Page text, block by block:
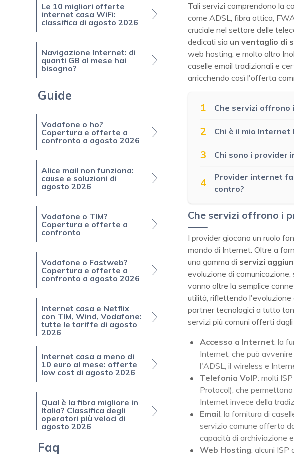
Le 10 migliori offerte
internet casa WiFi:
classifica di agosto 2026
Navigazione Internet: di
quanti GB al mese hai
bisogno?
Guide
Vodafone o ho?
Copertura e offerte a
confronto a agosto 2026
Alice mail non funziona:
cause e soluzioni di
agosto 2026
Vodafone o TIM?
Copertura e offerte a
confronto
Vodafone o Fastweb?
Copertura e offerte a
confronto a agosto 2026
Internet casa e Netflix
con TIM, Wind, Vodafone:
tutte le tariffe di agosto
2026
Internet casa a meno di
10 euro al mese: offerte
low cost di agosto 2026
Qual è la fibra migliore in
Italia? Classifica degli
operatori più veloci di
agosto 2026
Faq
Tali servizi comprendono la
come ADSL, fibra ottica,
cruciale nel settore delle
dedicati sia un ventaglio di
web hosting, e molto altro
caselle email tradizionali e
arricchendo così l'offerta
1 Che servizi offrono
2 Chi è il mio Internet
3 Chi sono i provider
4
Provider internet
contro?
Che servizi offrono i
I provider giocano un ruolo
mondo di Internet. Oltre a
una gamma di servizi
evoluzione di
vanno oltre la semplice
utilità, riflettendo l'evoluzione
partner tecnologici a tutto
servizi più comuni offerti dagli
Accesso a Internet: la
Internet, che può
l'ADSL, il wireless e
Telefonia VoIP: molti
Protocol), che
Internet invece della
Email: la fornitura di
servizio comune offerto
capacità di archiviazione
Web Hosting: alcuni ISP